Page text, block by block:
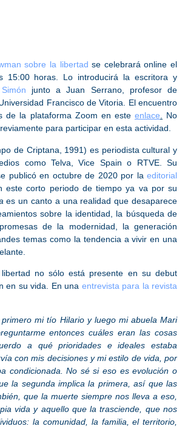
sobre la libertad se celebraráonlineel
15:00 horas. Lo introducirá la escritora y
junto aJuan Serrano, profesor de
Francisco de Vitoria. El encuentro
de la plataforma Zoom en este enlace
No
para participar en esta actividad.
de Criptana, 1991) es periodista cultural y
como Telva, Vice Spain o RTVE. Su
publicó en octubre de 2020 por laeditorial
este corto periodo de tiempo ya va por su
es un canto a una realidad que desaparece
sobre la identidad, la búsqueda de
de la modernidad, la generación
temas como la tendencia a vivir en una
no sólo está presente en su debut
en su vida. En una entrevista para la revista
mi tío Hilario y luego mi abuela Mari
entonces cuáles eran las cosas
a qué prioridades e ideales estaba
con mis decisiones y mi estilo de vida, por
condicionada. No sé si eso es evolución o
la segunda implica la primera, así que las
que la muerte siempre nos lleva a eso,
vida y aquello que la trasciende, que nos
la comunidad, la familia, el territorio,